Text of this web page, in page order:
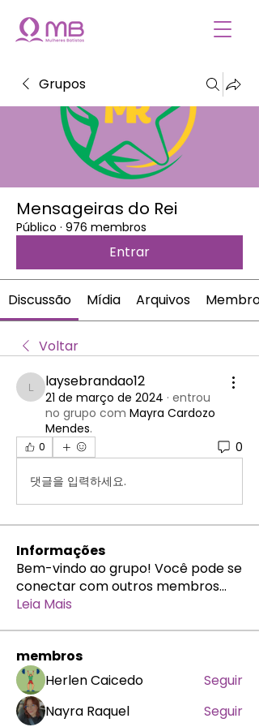
Grupos
Mensageiras do Rei
Público · 976 membros
Entrar
Discussão Mídia Arquivos Membros
Voltar
laysebrandao12
laysebrandao12
21 de março de 2024 · entrou
no grupo com Mayra Cardozo
Mendes.
0 0
댓글을 입력하세요.
Informações
Bem-vindo ao grupo! Você pode se
conectar com outros membros...
Leia Mais
membros
Herlen Caicedo
Seguir
Nayra Raquel
Seguir